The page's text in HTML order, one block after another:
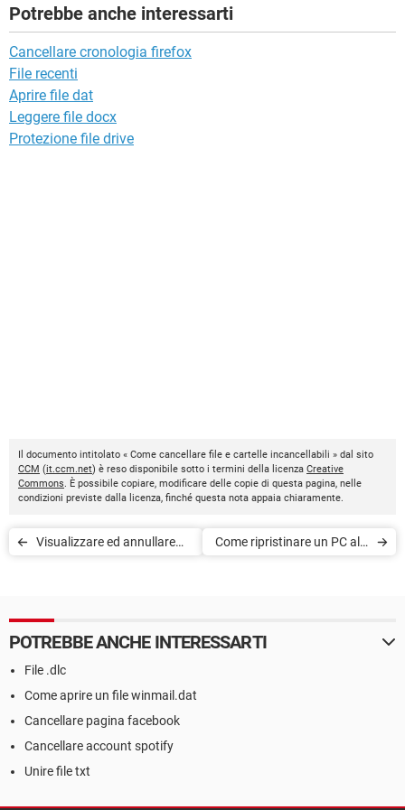
Potrebbe anche interessarti
Cancellare cronologia firefox
File recenti
Aprire file dat
Leggere file docx
Protezione file drive
Il documento intitolato « Come cancellare file e cartelle incancellabili » dal sito
CCM (it.ccm.net) è reso disponibile sotto i termini della licenza Creative
Commons. È possibile copiare, modificare delle copie di questa pagina, nelle
condizioni previste dalla licenza, finché questa nota appaia chiaramente.
Visualizzare ed annullare
Come ripristinare un PC alle
POTREBBE ANCHE INTERESSARTI
File .dlc
Come aprire un file winmail.dat
Cancellare pagina facebook
Cancellare account spotify
Unire file txt